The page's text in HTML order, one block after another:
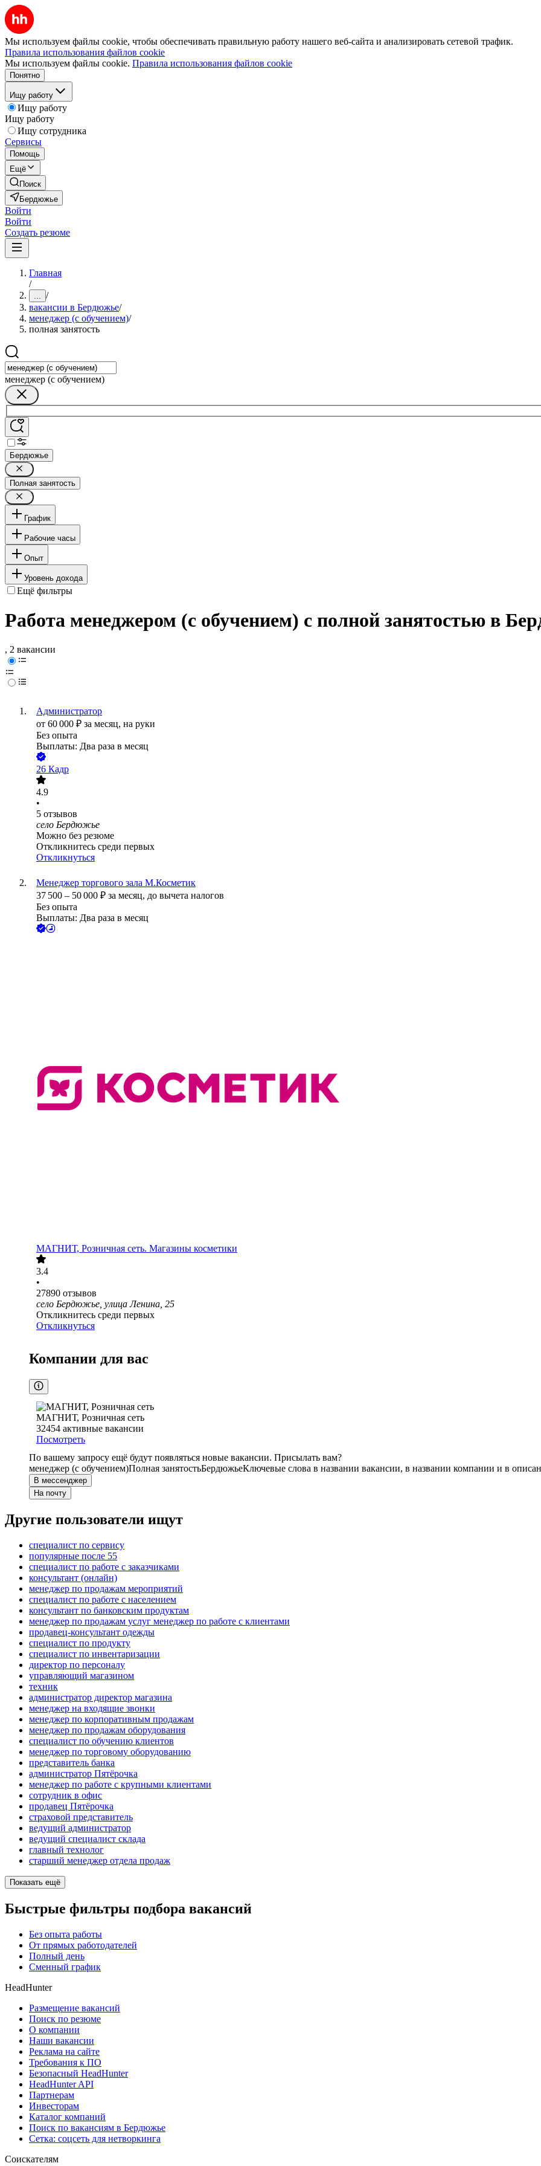
Мы используем файлы cookie, чтобы обеспечивать правильную работу нашего веб-сайта и анализировать сетевой трафик.
Правила использования файлов cookie
Мы используем файлы cookie. Правила использования файлов cookie
Понятно
Ищу работу
Ищу работу
Ищу работу
Ищу сотрудника
Сервисы
Помощь
Ещё
Поиск
Бердюжье
Войти
Войти
Создать резюме
Главная
/
... /
вакансии в Бердюжье/
менеджер (с обучением)/
полная занятость
менеджер (с обучением)
Бердюжье
Полная занятость
График
Рабочие часы
Опыт
Уровень дохода
Ещё фильтры
Работа менеджером (с обучением) с полной занятостью в
, 2 вакансии
Администратор
от 60 000 ₽ за месяц, на руки
Без опыта
Выплаты: Два раза в месяц
26 Кадр
4.9
•
5 отзывов
село Бердюжье
Можно без резюме
Откликнитесь среди первых
Откликнуться
Менеджер торгового зала М.Косметик
37 500 – 50 000 ₽ за месяц, до вычета налогов
Без опыта
Выплаты: Два раза в месяц
МАГНИТ, Розничная сеть. Магазины косметики
3.4
•
27890 отзывов
село Бердюжье, улица Ленина, 25
Откликнитесь среди первых
Откликнуться
Компании для вас
МАГНИТ, Розничная сеть
32454 активные вакансии
Посмотреть
По вашему запросу ещё будут появляться новые вакансии. Присылать вам?
менеджер (с обучением)Полная занятостьБердюжьеКлючевые слова в названии вакансии, в названии компании и в
В мессенджер
На почту
Другие пользователи ищут
специалист по сервису
популярные после 55
специалист по работе с заказчиками
консультант (онлайн)
менеджер по продажам мероприятий
специалист по работе с населением
консультант по банковским продуктам
менеджер по продажам услуг менеджер по работе с клиентами
продавец-консультант одежды
специалист по продукту
специалист по инвентаризации
директор по персоналу
управляющий магазином
техник
администратор директор магазина
менеджер на входящие звонки
менеджер по корпоративным продажам
менеджер по продажам оборудования
специалист по обучению клиентов
менеджер по торговому оборудованию
представитель банка
администратор Пятёрочка
менеджер по работе с крупными клиентами
сотрудник в офис
продавец Пятёрочка
страховой представитель
ведущий администратор
ведущий специалист склада
главный технолог
старший менеджер отдела продаж
Показать ещё
Быстрые фильтры подбора вакансий
Без опыта работы
От прямых работодателей
Полный день
Сменный график
HeadHunter
Размещение вакансий
Поиск по резюме
О компании
Наши вакансии
Реклама на сайте
Требования к ПО
Безопасный HeadHunter
HeadHunter API
Партнерам
Инвесторам
Каталог компаний
Поиск по вакансиям в Бердюжье
Сетка: соцсеть для нетворкинга
Соискателям